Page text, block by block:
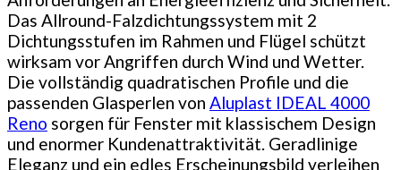
Das Allround-Falzdichtungssystem mit 2
Dichtungsstufen im Rahmen und Flügel schützt
wirksam vor Angriffen durch Wind und Wetter.
Die vollständig quadratischen Profile und die
passenden Glasperlen von Aluplast IDEAL 4000
Reno sorgen für Fenster mit klassischem Design
und enormer Kundenattraktivität. Geradlinige
Eleganz und ein edles Erscheinungsbild verleihen